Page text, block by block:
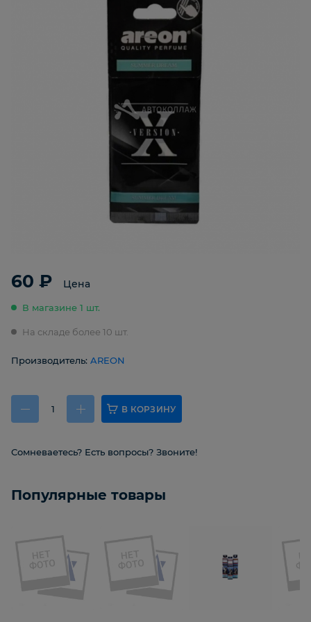
60 ₽ Цена
В магазине 1 шт.
На складе более 10 шт.
Производитель: AREON
В КОРЗИНУ
Сомневаетесь? Есть вопросы? Звоните!
Популярные товары